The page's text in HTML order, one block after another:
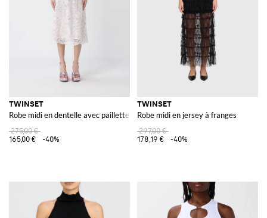
TWINSET
Robe midi en dentelle avec paillettes
275,00 €
165,00 €
-40%
TWINSET
Robe midi en jersey à franges
297,00 €
178,19 €
-40%